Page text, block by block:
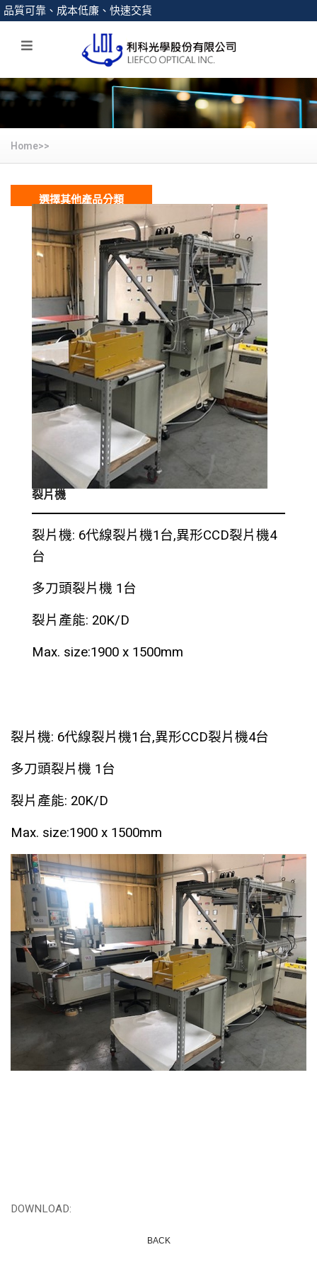
可靠、成本低廉、快速交貨
Home>>
選擇其他產品分類
裂片機
裂片機: 6代線裂片機1台,異形CCD裂片機4
台
多刀頭裂片機 1台
裂片產能: 20K/D
Max. size:1900 x 1500mm
裂片機: 6代線裂片機1台,異形CCD裂片機4台
多刀頭裂片機 1台
裂片產能: 20K/D
Max. size:1900 x 1500mm
DOWNLOAD:
BACK